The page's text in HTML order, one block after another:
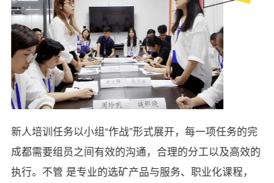
新人培训任务以小组“作战”形式展开，每一项任务的完
成都需要组员之间有效的沟通，合理的分工以及高效的
执行。不管 是专业的选矿产品与服务、职业化课程，